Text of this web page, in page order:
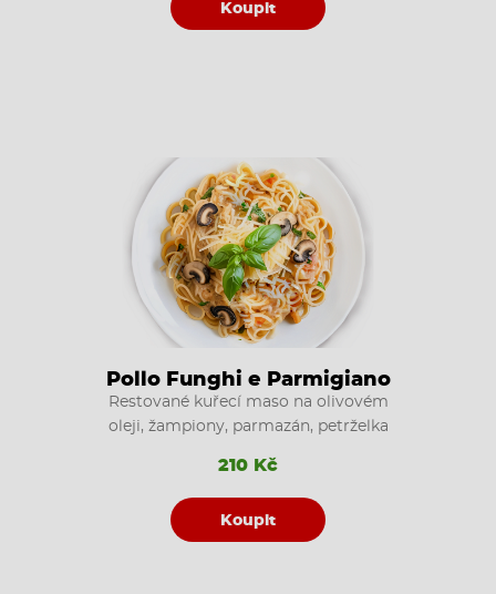
Koupit
Pollo Funghi e Parmigiano
Restované kuřecí maso na olivovém
oleji, žampiony, parmazán, petrželka
210 Kč
Koupit